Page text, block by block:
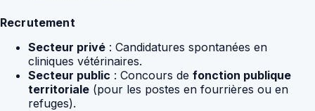
Recrutement
Secteur privé : Candidatures spontanées en
cliniques vétérinaires.
Secteur public : Concours de fonction publique
territoriale (pour les postes en fourrières ou en
refuges).